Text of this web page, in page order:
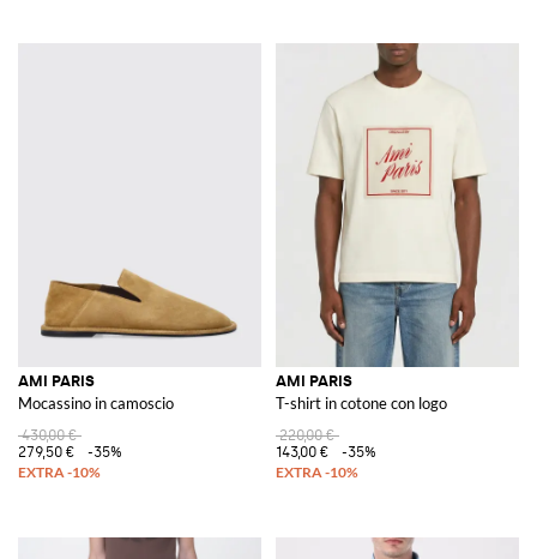
AMI PARIS
Mocassino in camoscio
430,00 €
279,50 €
-35%
AMI PARIS
T-shirt in cotone con logo
220,00 €
143,00 €
-35%